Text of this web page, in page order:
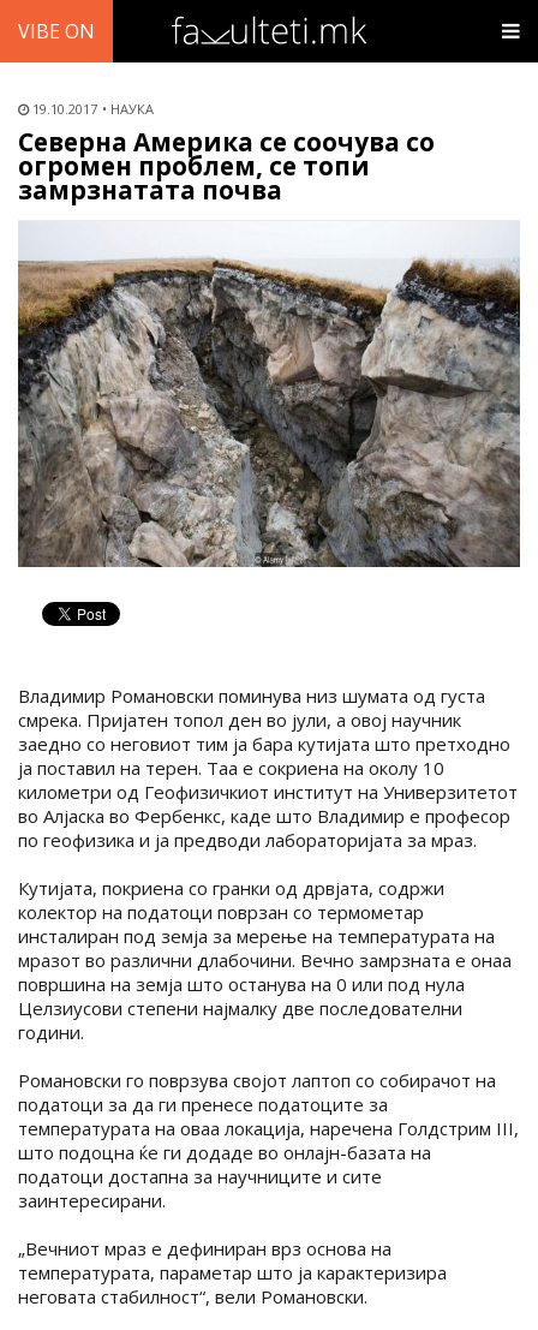
VIBE ON
19.10.2017 НАУКА
Северна Америка се соочува со
огромен проблем, се топи
замрзнатата почва
Владимир Романовски поминува низ шумата од густа
смрека. Пријатен топол ден во јули, а овој научник
заедно со неговиот тим ја бара кутијата што претходно
ја поставил на терен. Таа е сокриена на околу 10
километри од Геофизичкиот институт на Универзитетот
во Алјаска во Фербенкс, каде што Владимир е професор
по геофизика и ја предводи лабораторијата за мраз.
Кутијата, покриена со гранки од дрвјата, содржи
колектор на податоци поврзан со термометар
инсталиран под земја за мерење на температурата на
мразот во различни длабочини. Вечно замрзната е онаа
површина на земја што останува на 0 или под нула
Целзиусови степени најмалку две последователни
години.
Романовски го поврзува својот лаптоп со собирачот на
податоци за да ги пренесе податоците за
температурата на оваа локација, наречена Голдстрим III,
што подоцна ќе ги додаде во онлајн-базата на
податоци достапна за научниците и сите
заинтересирани.
„Вечниот мраз е дефиниран врз основа на
температурата, параметар што ја карактеризира
неговата стабилност“, вели Романовски.